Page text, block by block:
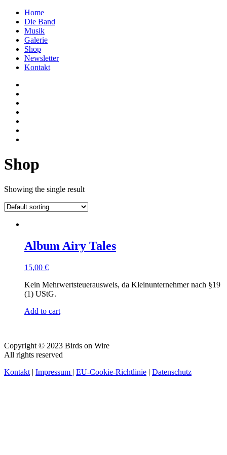
Home
Die Band
Musik
Galerie
Shop
Newsletter
Kontakt
Shop
Showing the single result
Album Airy Tales
15,00 €
Kein Mehrwertsteuerausweis, da Kleinunternehmer nach §19
(1) UStG.
Add to cart
Copyright © 2023 Birds on Wire
All rights reserved
Kontakt | Impressum | EU-Cookie-Richtlinie | Datenschutz